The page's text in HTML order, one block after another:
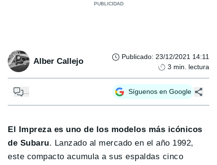
Alber Callejo Publicado: 23/12/2021 14:11
3 min. lectura
Síguenos en Google
El Impreza es uno de los modelos más icónicos
de Subaru. Lanzado al mercado en el año 1992,
este compacto acumula a sus espaldas cinco